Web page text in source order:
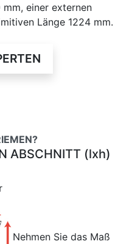
einer externen
Länge 1224 mm.
ABSCHNITT (lxh)
Nehmen Sie das Maß